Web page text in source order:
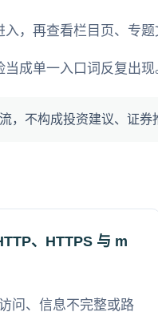
，再查看栏目页、专
成单一入口词反复出
，不构成投资建议、证券
、HTTPS 与 m
问、信息不完整或路